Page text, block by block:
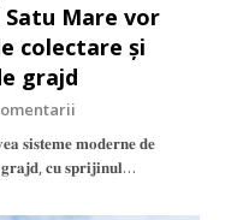
Mare vor
colectare și
grajd
𝐬𝐢𝐬𝐭𝐞𝐦𝐞 𝐦𝐨𝐝𝐞𝐫𝐧𝐞 𝐝𝐞
𝐜𝐮 𝐬𝐩𝐫𝐢𝐣𝐢𝐧𝐮𝐥…